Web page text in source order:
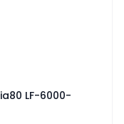
LF-6000-